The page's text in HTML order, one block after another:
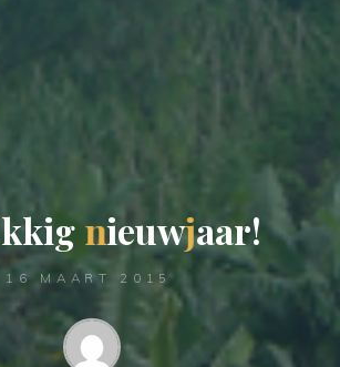
kkignieuwjaar!
16 MAART 2015